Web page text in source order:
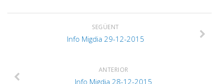
SEGÜENT
Info Migdia 29-12-2015
ANTERIOR
Info Migdia 28-12-2015